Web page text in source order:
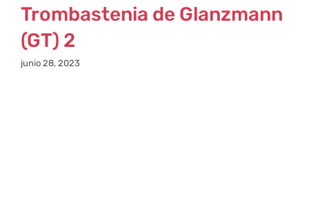
Trombastenia de Glanzmann
(GT) 2
junio 28, 2023